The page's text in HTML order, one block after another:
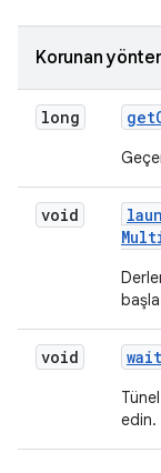
Korunan
long get
void
void wait
edin.